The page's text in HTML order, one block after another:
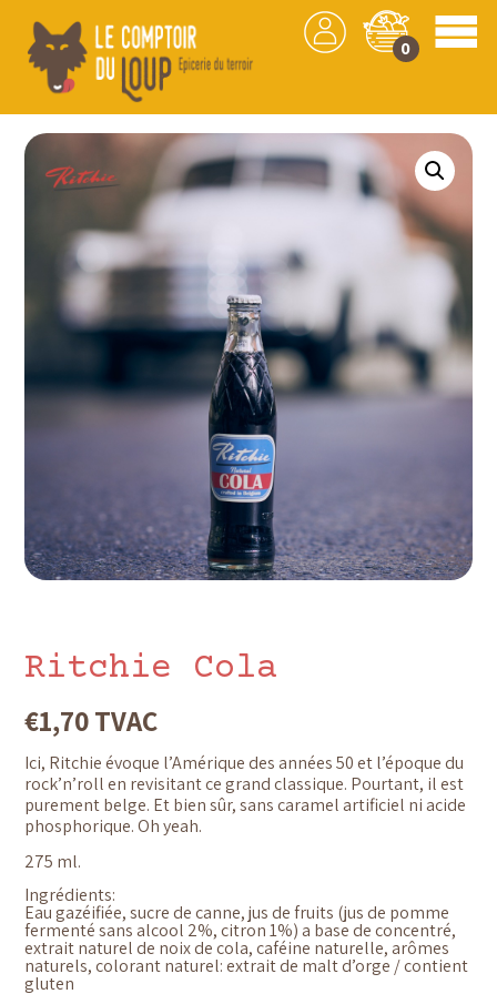
0
Les produits/Boissons/ Eaux et limonades
Ritchie Cola
Ritchie Cola
€1,70TVAC
Ici, Ritchie évoque l’Amérique des années 50 et l’époque du
rock’n’roll en revisitant ce grand classique. Pourtant, il est
purement belge. Et bien sûr, sans caramel artificiel ni acide
phosphorique. Oh yeah.
275 ml.
Ingrédients:
Eau gazéifiée, sucre de canne, jus de fruits (jus de pomme
fermenté sans alcool 2%, citron 1%) a base de concentré,
extrait naturel de noix de cola, caféine naturelle, arômes
naturels, colorant naturel: extrait de malt d’orge / contient
gluten